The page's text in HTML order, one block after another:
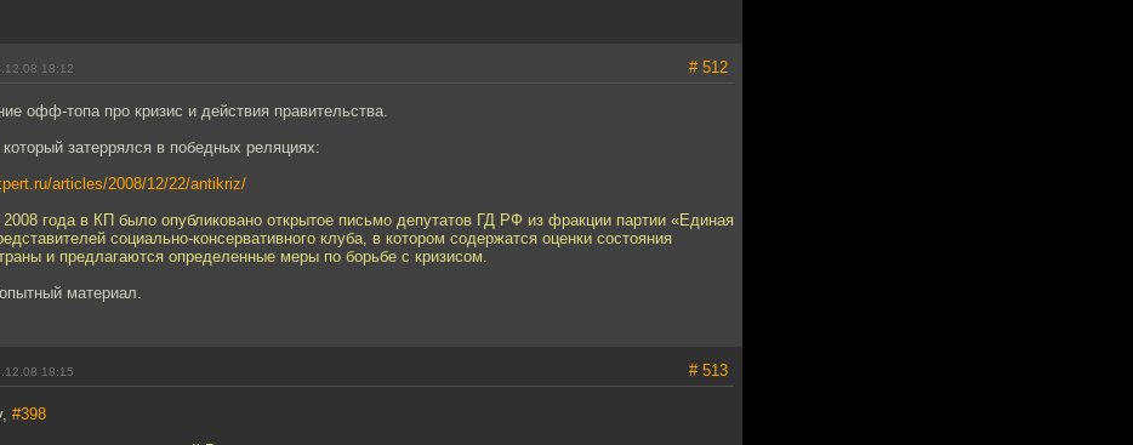
18:12 # 512
офф-топа про кризис и действия правительства.
который затеррялся в победных реляциях:
articles/2008/12/22/antikriz/
года в КП было опубликовано открытое письмо депутатов ГД РФ из фракции партии «Единая
социально-консервативного клуба, в котором содержатся оценки состояния
и предлагаются определенные меры по борьбе с кризисом.
материал.
18:15 # 513
#398